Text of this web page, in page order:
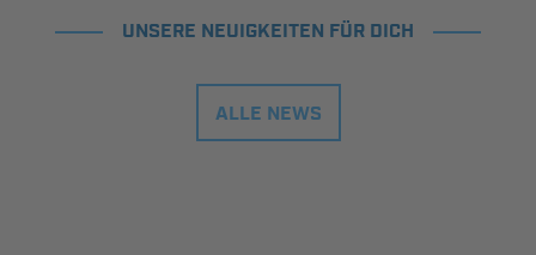
UNSERE NEUIGKEITEN FÜR DICH
ALLE NEWS